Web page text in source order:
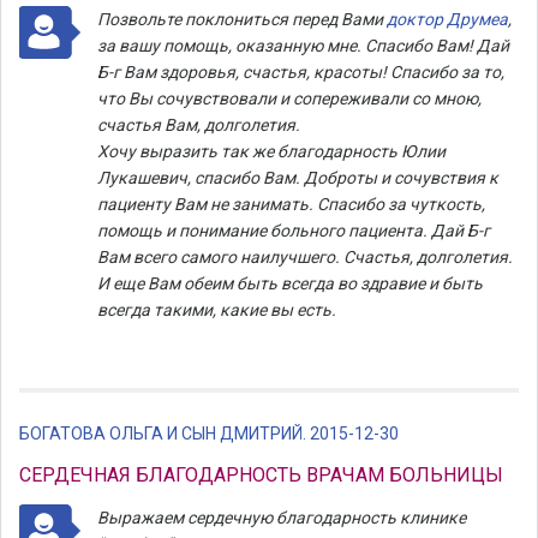
Позвольте поклониться перед Вамидоктор Друмеа,
за вашу помощь, оказанную мне. Спасибо Вам! Дай
Б-г Вам здоровья, счастья, красоты! Спасибо за то,
что Вы сочувствовали и сопереживали со мною,
счастья Вам, долголетия.
Хочу выразить так же благодарность Юлии
Лукашевич, спасибо Вам. Доброты и сочувствия к
пациенту Вам не занимать. Спасибо за чуткость,
помощь и понимание больного пациента. Дай Б-г
Вам всего самого наилучшего. Счастья, долголетия.
И еще Вам обеим быть всегда во здравие и быть
всегда такими, какие вы есть.
БОГАТОВА ОЛЬГА И СЫН ДМИТРИЙ. 2015-12-30
СЕРДЕЧНАЯ БЛАГОДАРНОСТЬ ВРАЧАМ БОЛЬНИЦЫ
Выражаем сердечную благодарность клинике